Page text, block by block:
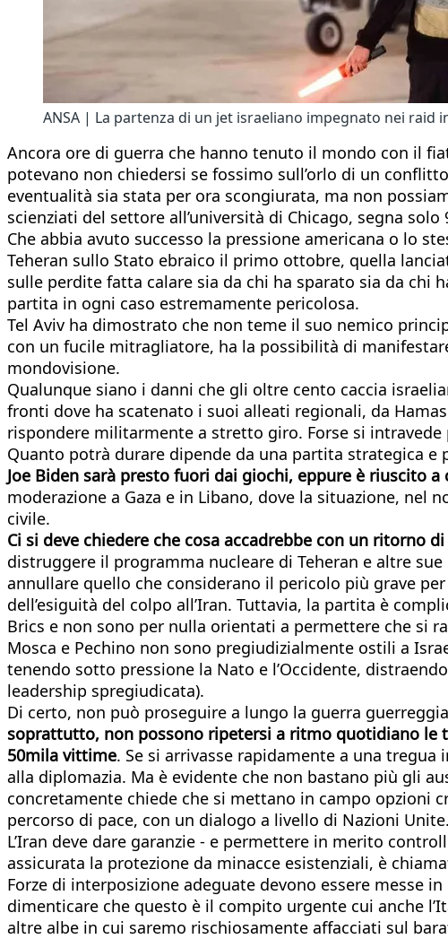
ANSA | La partenza di un jet israeliano impegnato nei raid
Ancora ore di guerra che hanno tenuto il mondo con il
potevano non chiedersi se fossimo sull’orlo di un
eventualità sia stata per ora scongiurata, ma non
scienziati del settore all’università di Chicago, segna
Che abbia avuto successo la pressione americana o lo
Teheran sullo Stato ebraico il primo ottobre, quella
sulle perdite fatta calare sia da chi ha sparato sia da
partita in ogni caso estremamente pericolosa.
Tel Aviv ha dimostrato che non teme il suo nemico
con un fucile mitragliatore, ha la possibilità di
mondovisione.
Qualunque siano i danni che gli oltre cento caccia
fronti dove ha scatenato i suoi alleati regionali, da
rispondere militarmente a stretto giro. Forse si
Quanto potrà durare dipende da una partita strategica
Joe Biden sarà presto fuori dai giochi, eppure è riuscito
moderazione a Gaza e in Libano, dove la situazione, nel
civile.
Ci si deve chiedere che cosa accadrebbe con un ritorno
distruggere il programma nucleare di Teheran e altre
annullare quello che considerano il pericolo più grave
dell’esiguità del colpo all’Iran. Tuttavia, la partita è
Brics e non sono per nulla orientati a permettere che si
Mosca e Pechino non sono pregiudizialmente ostili a
tenendo sotto pressione la Nato e l’Occidente,
leadership spregiudicata).
Di certo, non può proseguire a lungo la guerra
soprattutto, non possono ripetersi a ritmo quotidiano le
50mila vittime. Se si arrivasse rapidamente a una tregua
alla diplomazia. Ma è evidente che non bastano più gli
concretamente chiede che si mettano in campo opzioni
percorso di pace, con un dialogo a livello di Nazioni Unite.
L’Iran deve dare garanzie - e permettere in merito
assicurata la protezione da minacce esistenziali, è
Forze di interposizione adeguate devono essere messe
dimenticare che questo è il compito urgente cui anche
altre albe in cui saremo rischiosamente affacciati sul